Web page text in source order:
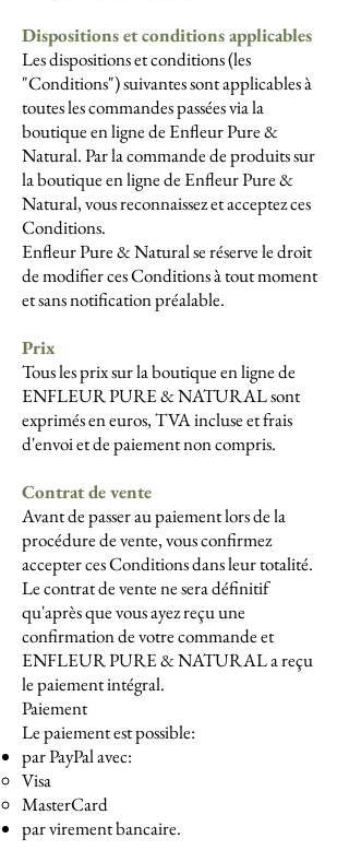
Dispositions et conditions applicables
Les dispositions et conditions (les
"Conditions") suivantes sont applicables à
toutes les commandes passées via la
boutique en ligne de Enfleur Pure &
Natural. Par la commande de produits sur
la boutique en ligne de Enfleur Pure &
Natural, vous reconnaissez et acceptez ces
Conditions.
Enfleur Pure & Natural se réserve le droit
de modifier ces Conditions à tout moment
et sans notification préalable.
Prix
Tous les prix sur la boutique en ligne de
ENFLEUR PURE & NATURAL sont
exprimés en euros, TVA incluse et frais
d'envoi et de paiement non compris.
Contrat de vente
Avant de passer au paiement lors de la
procédure de vente, vous confirmez
accepter ces Conditions dans leur totalité.
Le contrat de vente ne sera définitif
qu'après que vous ayez reçu une
confirmation de votre commande et
ENFLEUR PURE & NATURAL a reçu
le paiement intégral.
Paiement
Le paiement est possible:
par PayPal avec:
Visa
MasterCard
par virement bancaire.